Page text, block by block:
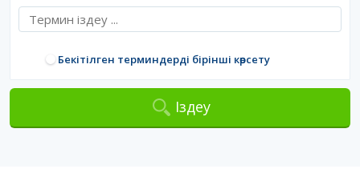
Бекітілген терминдерді бірінші көрсету
Іздеу